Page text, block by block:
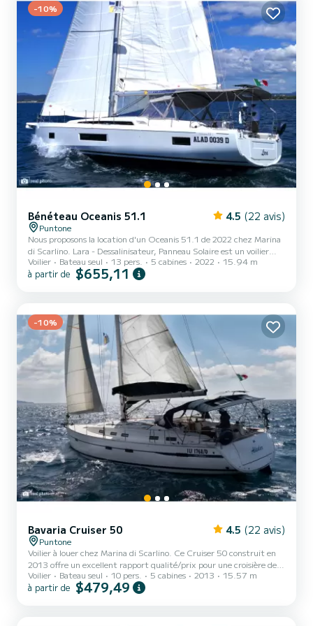
bateau est équipé d'une grand-voile...
-10%
Bénéteau Oceanis 51.1 4.5 (22 avis)
Puntone
Nous proposons la location d'un Oceanis 51.1 de 2022 chez Marina
di Scarlino. Lara - Dessalinisateur, Panneau Solaire est un voilier
parfaitement adapté à la location. Ce voilier est très agréable à
utiliser pour une croisière d'une semaine ou plus. Le bateau dispose
les environs de Marina di Scarlino Pou...
Voilier Bateau seul 13 pers. 5 cabines 2022 15.94 m
à partir de $655,11
-10%
Bavaria Cruiser 50 4.5 (22 avis)
Puntone
Voilier à louer chez Marina di Scarlino. Ce Cruiser 50 construit en
2013 offre un excellent rapport qualité/prix pour une croisière de
quelques jours ou quelques semaines. Le bateau dispose de 5 cabines
avec tout confort et une capacité d'embarquement de 10
Voilier Bateau seul 10 pers. 5 cabines 2013 15.57 m
à partir de $479,49